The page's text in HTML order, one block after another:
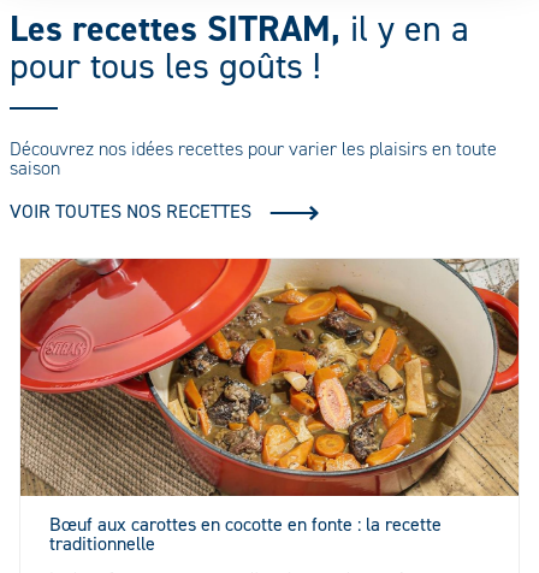
Les recettes SITRAM, il y en a
pour tous les goûts !
Découvrez nos idées recettes pour varier les plaisirs en toute
saison
VOIR TOUTES NOS RECETTES
Bœuf aux carottes en cocotte en fonte : la recette
traditionnelle